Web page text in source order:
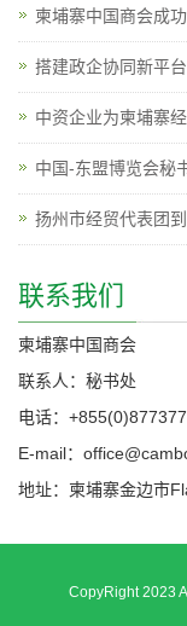
柬埔寨中国商会成
搭建政企协同新平台
中资企业为柬埔寨
中国-东盟博览会秘
扬州市经贸代表团
联系我们
柬埔寨中国商会
联系人：秘书处
电话：
E-mail：
地址：柬埔寨金边市
CopyRight 2023